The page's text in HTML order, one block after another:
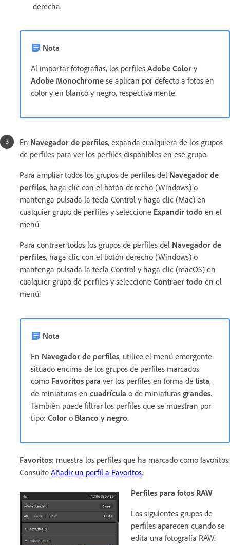
derecha.
Nota
Al importar fotografías, los perfiles Adobe Color y
Adobe Monochrome se aplican por defecto a fotos en
color y en blanco y negro, respectivamente.
En Navegador de perfiles, expanda cualquiera de los grupos
de perfiles para ver los perfiles disponibles en ese grupo.
Para ampliar todos los grupos de perfiles del Navegador de
perfiles, haga clic con el botón derecho (Windows) o
mantenga pulsada la tecla Control y haga clic (Mac) en
cualquier grupo de perfiles y seleccione Expandir todo en el
menú.
Para contraer todos los grupos de perfiles del Navegador de
perfiles, haga clic con el botón derecho (Windows) o
mantenga pulsada la tecla Control y haga clic (macOS) en
cualquier grupo de perfiles y seleccione Contraer todo en el
menú.
Nota
En Navegador de perfiles, utilice el menú emergente
situado encima de los grupos de perfiles marcados
como Favoritos para ver los perfiles en forma de lista,
de miniaturas en cuadrícula o de miniaturas grandes.
También puede filtrar los perfiles que se muestran por
tipo: Color o Blanco y negro.
Favoritos: muestra los perfiles que ha marcado como favoritos.
Consulte Añadir un perfil a Favoritos.
Perfiles para fotos RAW
Los siguientes grupos de
perfiles aparecen cuando se
edita una fotografía RAW.